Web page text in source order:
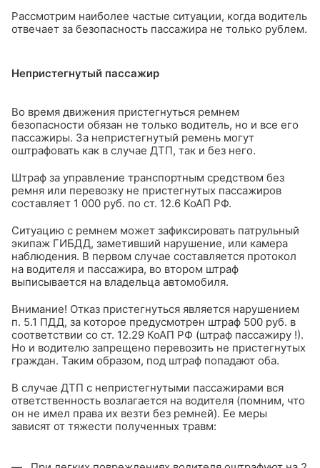
Рассмотрим наиболее частые ситуации, когда водитель
отвечает за безопасность пассажира не только рублем.
Непристегнутый пассажир
Во время движения пристегнуться ремнем
безопасности обязан не только водитель, но и все его
пассажиры. За непристегнутый ремень могут
оштрафовать как в случае ДТП, так и без него.
Штраф за управление транспортным средством без
ремня или перевозку не пристегнутых пассажиров
составляет 1 000 руб. по ст. 12.6 КоАП РФ.
Ситуацию с ремнем может зафиксировать патрульный
экипаж ГИБДД, заметивший нарушение, или камера
наблюдения. В первом случае составляется протокол
на водителя и пассажира, во втором штраф
выписывается на владельца автомобиля.
Внимание! Отказ пристегнуться является нарушением
п. 5.1 ПДД, за которое предусмотрен штраф 500 руб. в
соответствии со ст. 12.29 КоАП РФ (штраф пассажиру !).
Но и водителю запрещено перевозить не пристегнутых
граждан. Таким образом, под штраф попадают оба.
В случае ДТП с непристегнутыми пассажирами вся
ответственность возлагается на водителя (помним, что
он не имел права их везти без ремней). Ее меры
зависят от тяжести полученных травм: